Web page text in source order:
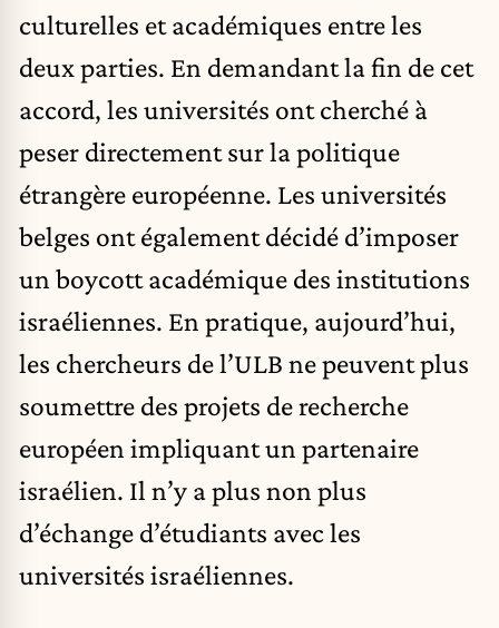
culturelles et académiques entre les
deux parties. En demandant la fin de cet
accord, les universités ont cherché à
peser directement sur la politique
étrangère européenne. Les universités
belges ont également décidé d’imposer
un boycott académique des institutions
israéliennes. En pratique, aujourd’hui,
les chercheurs de l’ULB ne peuvent plus
soumettre des projets de recherche
européen impliquant un partenaire
israélien. Il n’y a plus non plus
d’échange d’étudiants avec les
universités israéliennes.